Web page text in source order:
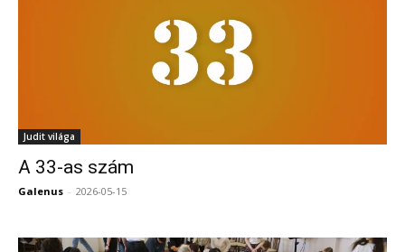
Judit világa
A 33-as szám
Galenus - 2026-05-15